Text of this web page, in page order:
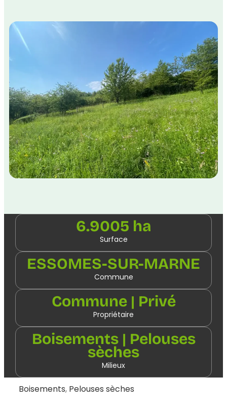
6.9005 ha
Surface
ESSOMES-SUR-MARNE
Commune
Commune | Privé
Propriétaire
Boisements | Pelouses
sèches
Milieux
Boisements, Pelouses sèches